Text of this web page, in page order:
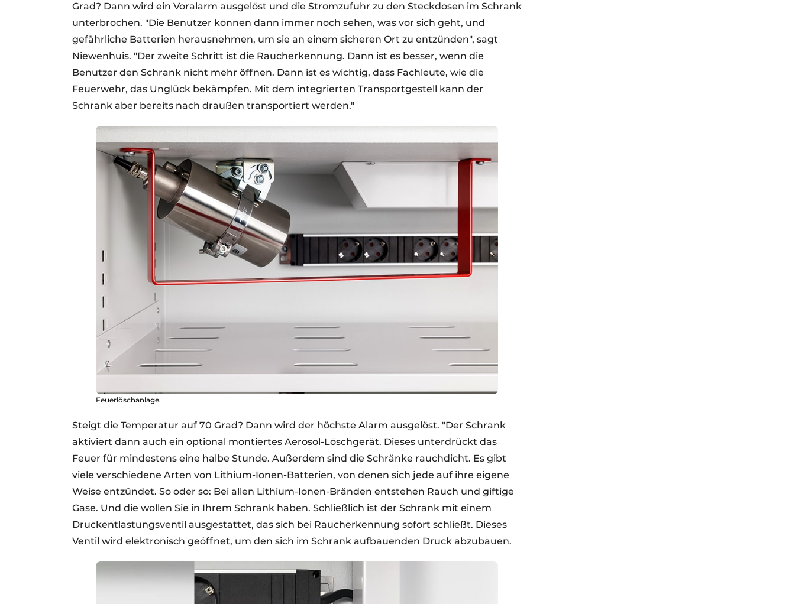
Grad? Dann wird ein Voralarm ausgelöst und die Stromzufuhr zu den Steckdosen im Schrank
unterbrochen. "Die Benutzer können dann immer noch sehen, was vor sich geht, und
gefährliche Batterien herausnehmen, um sie an einem sicheren Ort zu entzünden", sagt
Niewenhuis. "Der zweite Schritt ist die Raucherkennung. Dann ist es besser, wenn die
Benutzer den Schrank nicht mehr öffnen. Dann ist es wichtig, dass Fachleute, wie die
Feuerwehr, das Unglück bekämpfen. Mit dem integrierten Transportgestell kann der
Schrank aber bereits nach draußen transportiert werden."
Feuerlöschanlage.
Steigt die Temperatur auf 70 Grad? Dann wird der höchste Alarm ausgelöst. "Der Schrank
aktiviert dann auch ein optional montiertes Aerosol-Löschgerät. Dieses unterdrückt das
Feuer für mindestens eine halbe Stunde. Außerdem sind die Schränke rauchdicht. Es gibt
viele verschiedene Arten von Lithium-Ionen-Batterien, von denen sich jede auf ihre eigene
Weise entzündet. So oder so: Bei allen Lithium-Ionen-Bränden entstehen Rauch und giftige
Gase. Und die wollen Sie in Ihrem Schrank haben. Schließlich ist der Schrank mit einem
Druckentlastungsventil ausgestattet, das sich bei Raucherkennung sofort schließt. Dieses
Ventil wird elektronisch geöffnet, um den sich im Schrank aufbauenden Druck abzubauen.